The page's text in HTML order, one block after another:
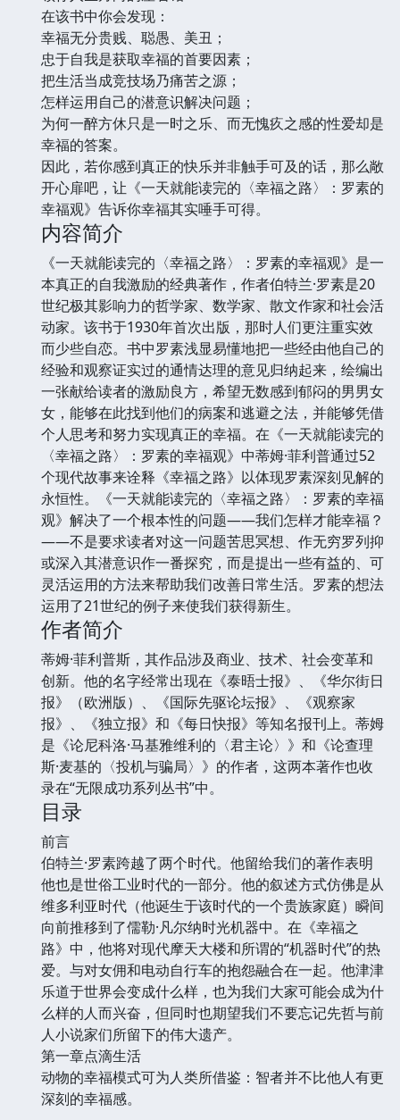
在该书中你会发现：
幸福无分贵贱、聪愚、美丑；
忠于自我是获取幸福的首要因素；
把生活当成竞技场乃痛苦之源；
怎样运用自己的潜意识解决问题；
为何一醉方休只是一时之乐、而无愧疚之感的性爱却是
幸福的答案。
因此，若你感到真正的快乐并非触手可及的话，那么敞
开心扉吧，让《一天就能读完的〈幸福之路〉：罗素的
幸福观》告诉你幸福其实唾手可得。
内容简介
《一天就能读完的〈幸福之路〉：罗素的幸福观》是一
本真正的自我激励的经典著作，作者伯特兰·罗素是20
世纪极其影响力的哲学家、数学家、散文作家和社会活
动家。该书于1930年首次出版，那时人们更注重实效
而少些自恋。书中罗素浅显易懂地把一些经由他自己的
经验和观察证实过的通情达理的意见归纳起来，绘编出
一张献给读者的激励良方，希望无数感到郁闷的男男女
女，能够在此找到他们的病案和逃避之法，并能够凭借
个人思考和努力实现真正的幸福。在《一天就能读完的
〈幸福之路〉：罗素的幸福观》中蒂姆·菲利普通过52
个现代故事来诠释《幸福之路》以体现罗素深刻见解的
永恒性。《一天就能读完的〈幸福之路〉：罗素的幸福
观》解决了一个根本性的问题——我们怎样才能幸福？
——不是要求读者对这一问题苦思冥想、作无穷罗列抑
或深入其潜意识作一番探究，而是提出一些有益的、可
灵活运用的方法来帮助我们改善日常生活。罗素的想法
运用了21世纪的例子来使我们获得新生。
作者简介
蒂姆·菲利普斯，其作品涉及商业、技术、社会变革和
创新。他的名字经常出现在《泰晤士报》、《华尔街日
报》（欧洲版）、《国际先驱论坛报》、《观察家
报》、《独立报》和《每日快报》等知名报刊上。蒂姆
是《论尼科洛·马基雅维利的〈君主论〉》和《论查理
斯·麦基的〈投机与骗局〉》的作者，这两本著作也收
录在“无限成功系列丛书”中。
目录
前言
伯特兰·罗素跨越了两个时代。他留给我们的著作表明
他也是世俗工业时代的一部分。他的叙述方式仿佛是从
维多利亚时代（他诞生于该时代的一个贵族家庭）瞬间
向前推移到了儒勒·凡尔纳时光机器中。在《幸福之
路》中，他将对现代摩天大楼和所谓的“机器时代”的热
爱。与对女佣和电动自行车的抱怨融合在一起。他津津
乐道于世界会变成什么样，也为我们大家可能会成为什
么样的人而兴奋，但同时也期望我们不要忘记先哲与前
人小说家们所留下的伟大遗产。
第一章点滴生活
动物的幸福模式可为人类所借鉴：智者并不比他人有更
深刻的幸福感。